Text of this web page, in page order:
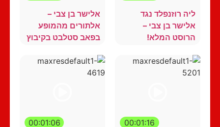
ליה רוזנפלד נגד
אלישר בן צבי –
הרוסט המלא!
אלישר בן צבי –
אלתורים מהמופע
בפאב סטלבט בקיבוץ
00:01:16
00:01:06